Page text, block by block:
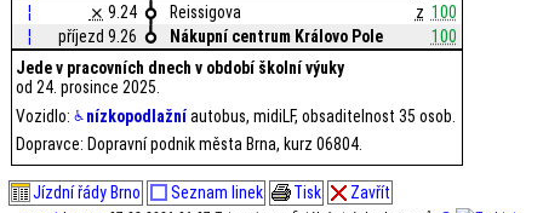
¦
⨯ 9.24 Reissigova z 100
¦
příjezd 9.26 Nákupní centrum Královo Pole
100
Jede v pracovních dnech v období školní výuky
od 24. prosince 2025.
Vozidlo: nízkopodlažníautobus, midiLF, obsaditelnost 35 osob.
Dopravce: Dopravní podnik města Brna, kurz 06804.
Jízdní řády Brno Seznam linek Tisk Zavřít